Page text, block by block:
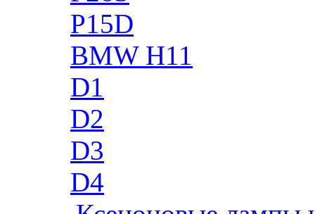
P15D
BMW H11
D1
D2
D3
D4